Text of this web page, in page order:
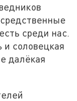
среди нас.
и соловецкая
далёкая